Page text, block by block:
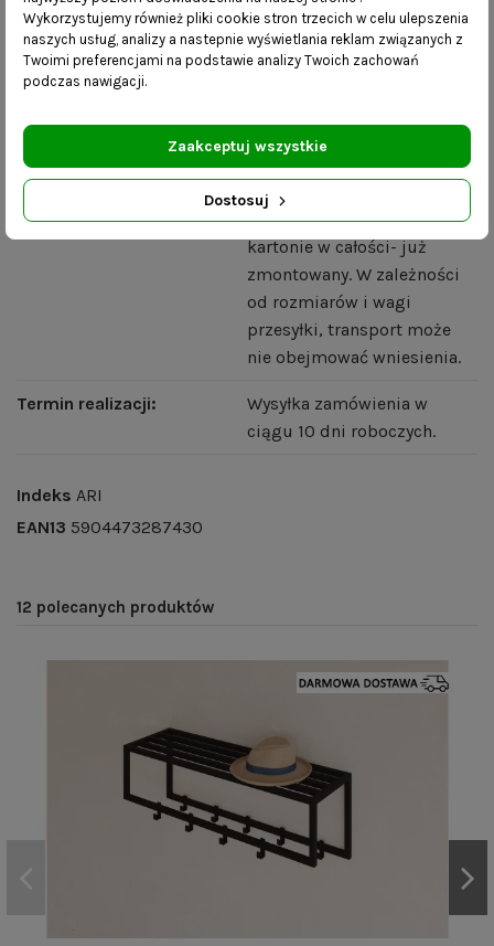
trwa do 10 dni roboczych;
dostępność różnych rozmiarów – skontaktuj się z
nami i wybierz dowolne wymiary.
Szczegóły produktu
Dostawa:
Mebel dostarczany w
kartonie w całości- już
zmontowany. W zależności
od rozmiarów i wagi
przesyłki, transport może
nie obejmować wniesienia.
Termin realizacji:
Wysyłka zamówienia w
ciągu 10 dni roboczych.
Indeks ARI
EAN13 5904473287430
12 polecanych produktów
Wykorzystujemy również pliki cookie stron trzecich w celu ulepszenia
naszych usług, analizy a nastepnie wyświetlania reklam związanych z
Twoimi preferencjami na podstawie analizy Twoich zachowań
podczas nawigacji.
Dostosuj
Zaakceptuj wszystkie